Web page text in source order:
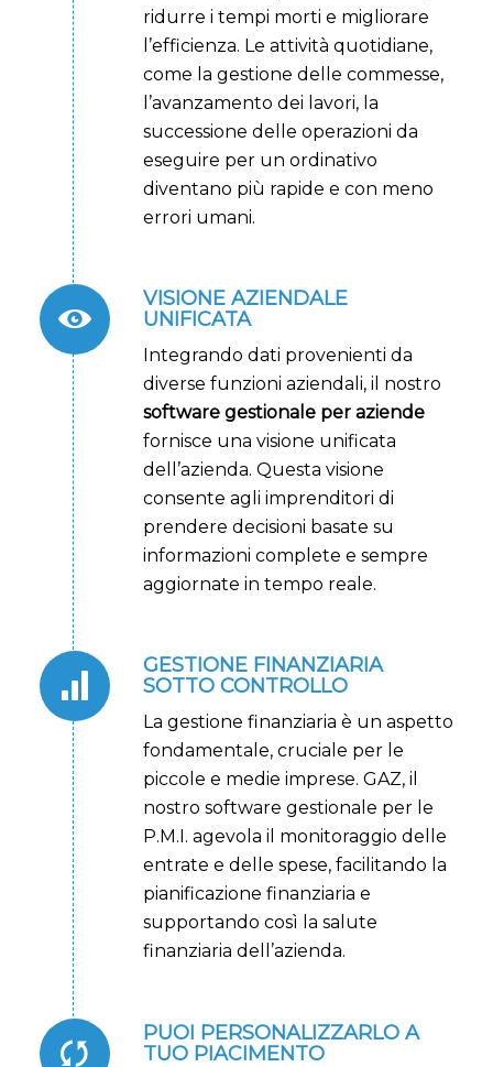
ridurre i tempi morti e migliorare
l’efficienza. Le attività quotidiane,
come la gestione delle commesse,
l’avanzamento dei lavori, la
successione delle operazioni da
eseguire per un ordinativo
diventano più rapide e con meno
errori umani.
VISIONE AZIENDALE
UNIFICATA
Integrando dati provenienti da
diverse funzioni aziendali, il nostro
software gestionale per aziende
fornisce una visione unificata
dell’azienda. Questa visione
consente agli imprenditori di
prendere decisioni basate su
informazioni complete e sempre
aggiornate in tempo reale.
GESTIONE FINANZIARIA
SOTTO CONTROLLO
La gestione finanziaria è un aspetto
fondamentale, cruciale per le
piccole e medie imprese. GAZ, il
nostro software gestionale per le
P.M.I. agevola il monitoraggio delle
entrate e delle spese, facilitando la
pianificazione finanziaria e
supportando così la salute
finanziaria dell’azienda.
PUOI PERSONALIZZARLO A
TUO PIACIMENTO